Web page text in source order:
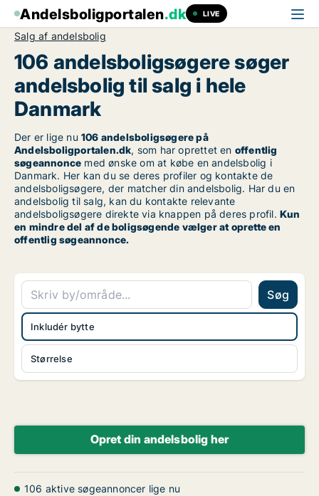
Andelsboligportalen.dk LIVE
Salg af andelsbolig
106 andelsboligsøgere søger
andelsbolig til salg i hele
Danmark
Der er lige nu 106 andelsboligsøgere på
Andelsboligportalen.dk, som har oprettet en offentlig
søgeannonce med ønske om at købe en andelsbolig i
Danmark. Her kan du se deres profiler og kontakte de
andelsboligsøgere, der matcher din andelsbolig. Har du en
andelsbolig til salg, kan du kontakte relevante
andelsboligsøgere direkte via knappen på deres profil.Kun
en mindre del af de boligsøgende vælger at oprette en
offentlig søgeannonce.
Søg
Størrelse
Inkludér bytte
Opret din andelsbolig her
106 aktive søgeannoncer lige nu